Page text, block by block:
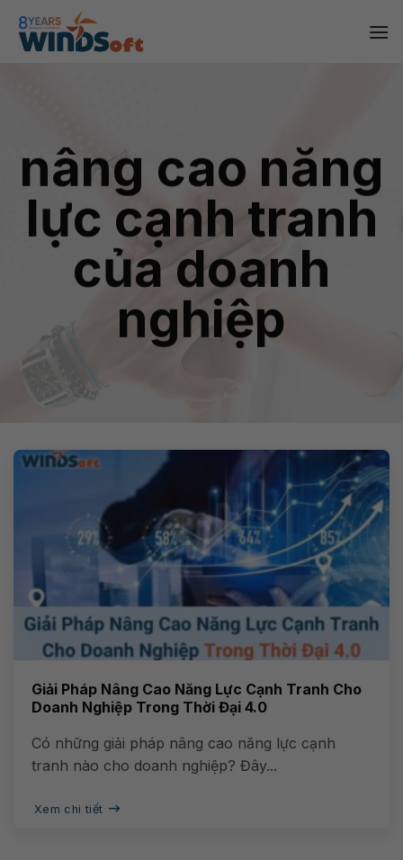
content
nâng cao năng
lực cạnh tranh
của doanh
nghiệp
Giải Pháp Nâng Cao Năng Lực Cạnh Tranh Cho
Doanh Nghiệp Trong Thời Đại 4.0
Có những giải pháp nâng cao năng lực cạnh
tranh nào cho doanh nghiệp? Đây...
Xem chi tiết